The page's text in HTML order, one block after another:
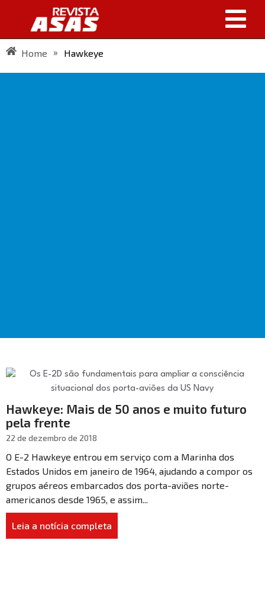
Home » Hawkeye
Hawkeye: Mais de 50 anos e muito futuro
pela frente
22 de dezembro de 2018
O E-2 Hawkeye entrou em serviço com a Marinha dos
Estados Unidos em janeiro de 1964, ajudando a compor os
grupos aéreos embarcados dos porta-aviões norte-
americanos desde 1965, e assim...
Leia a notícia completa